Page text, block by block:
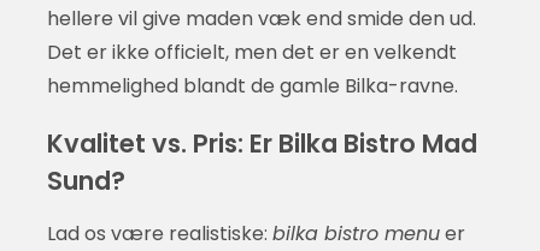
hellere vil give maden væk end smide den ud.
Det er ikke officielt, men det er en velkendt
hemmelighed blandt de gamle Bilka-ravne.
Kvalitet vs. Pris: Er Bilka Bistro Mad
Sund?
Lad os være realistiske: bilka bistro menuer